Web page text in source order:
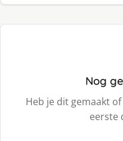
Nog
Heb je dit gemaakt
eerste